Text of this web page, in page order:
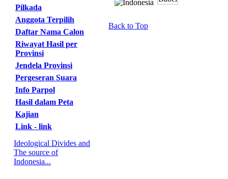
Pilkada
Anggota Terpilih
Daftar Nama Calon
Riwayat Hasil per
Provinsi
Jendela Provinsi
Pergeseran Suara
Info Parpol
Hasil dalam Peta
Kajian
Link - link
Ideological Divides and
The source of
Indonesia...
Back to Top